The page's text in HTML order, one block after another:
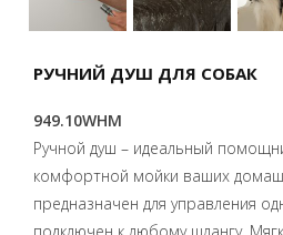
РУЧНИЙ ДУШ ДЛЯ СОБАК
949.10WHM
Ручной душ – идеальный
комфортной мойки ваших
предназначен для управления